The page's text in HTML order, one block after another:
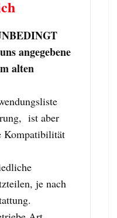
angegebene
alten
ist aber
Kompatibilität
je nach